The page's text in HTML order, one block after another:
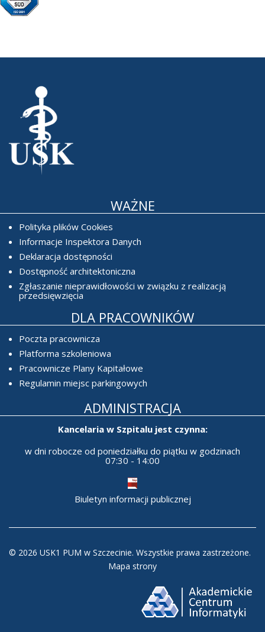
WAŻNE
Polityka plików Cookies
Informacje Inspektora Danych
Deklaracja dostępności
Dostępność architektoniczna
Zgłaszanie nieprawidłowości w związku z realizacją
przedsięwzięcia
DLA PRACOWNIKÓW
Poczta pracownicza
Platforma szkoleniowa
Pracownicze Plany Kapitałowe
Regulamin miejsc parkingowych
ADMINISTRACJA
Kancelaria w Szpitalu jest czynna:
w dni robocze od poniedziałku do piątku w godzinach
07:30 - 14:00
Biuletyn informacji publicznej
© 2026 USK1 PUM w Szczecinie. Wszystkie prawa zastrzeżone.
Mapa strony